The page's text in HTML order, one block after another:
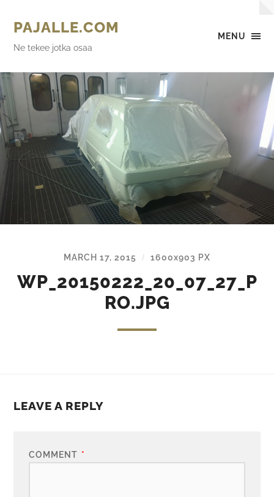
MENU
PAJALLE.COM
Ne tekee jotka osaa
MARCH 17, 2015 / 1600x903 PX
WP_20150222_20_07_27_P
RO.JPG
LEAVE A REPLY
COMMENT *